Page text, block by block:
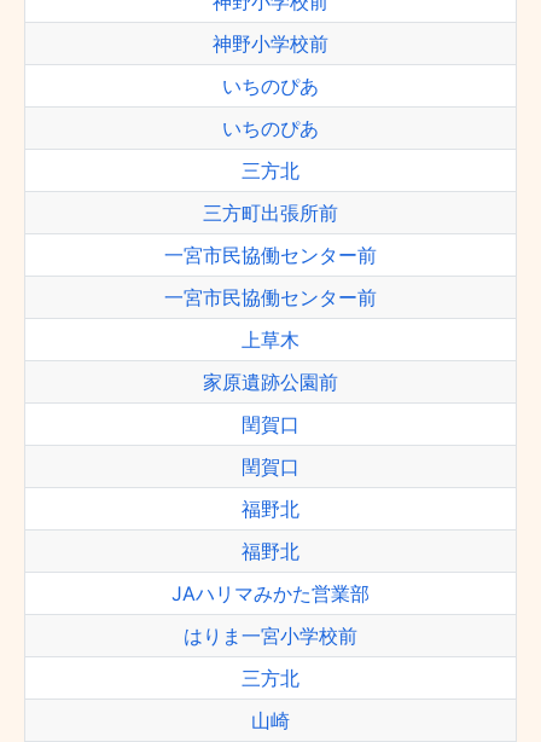
神野小学校前
いちのぴあ
いちのぴあ
三方北
三方町出張所前
一宮市民協働センター前
一宮市民協働センター前
上草木
家原遺跡公園前
閏賀口
閏賀口
福野北
福野北
JAハリマみかた営業部
はりま一宮小学校前
三方北
山崎